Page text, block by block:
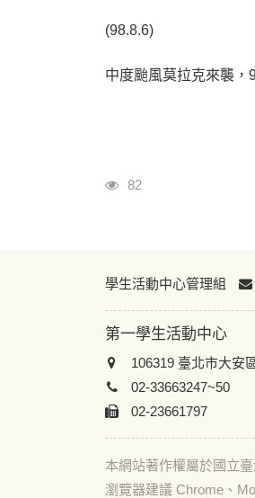
(98.8.6)
中度颱風莫拉克來襲，
瀏覽人次
82
學生活動中心管理組
第一學生活動中心
106319 臺北市大安
02-33663247~50
02-23661797
本網站著作權屬於國立
瀏覽器建議 Chrome、